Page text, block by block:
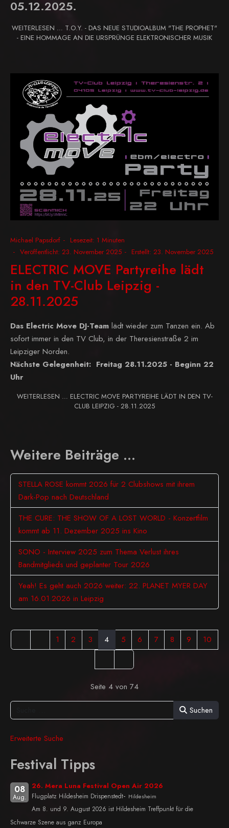
05.12.2025.
WEITERLESEN … T.O.Y. - DAS NEUE STUDIOALBUM "THE PROPHET"
- EINE HOMMAGE AN DIE URSPRÜNGE ELEKTRONISCHER MUSIK
Michael Papsdorf
Lesezeit: 1 Minuten
Veröffentlicht: 23. November 2025
Erstellt: 23. November 2025
ELECTRIC MOVE Partyreihe lädt
in den TV-Club Leipzig -
28.11.2025
Das Electric Move DJ-Team lädt wieder zum Tanzen ein. Ab
sofort immer in den TV Club, in der Theresienstraße 2 im
Leipziger Norden.
Nächste Gelegenheit: Freitag 28.11.2025 - Beginn 22
Uhr
WEITERLESEN … ELECTRIC MOVE PARTYREIHE LÄDT IN DEN TV-
CLUB LEIPZIG - 28.11.2025
Weitere Beiträge …
STELLA ROSE kommt 2026 für 2 Clubshows mit ihrem
Dark-Pop nach Deutschland
THE CURE: THE SHOW OF A LOST WORLD - Konzertfilm
kommt ab 11. Dezember 2025 ins Kino
SONO - Interview 2025 zum Thema Verlust ihres
Bandmitglieds und geplanter Tour 2026
Yeah! Es geht auch 2026 weiter: 22. PLANET MYER DAY
am 16.01.2026 in Leipzig
1 2 3 4 5 6 7 8 9 10
Seite 4 von 74
Suchen
Erweiterte Suche
Festival Tipps
08
Aug.
26. Mera Luna Festival Open Air 2026
Flugplatz Hildesheim Drispenstedt- Hildesheim
Am 8. und 9. August 2026 ist Hildesheim Treffpunkt für die
Schwarze Szene aus ganz Europa